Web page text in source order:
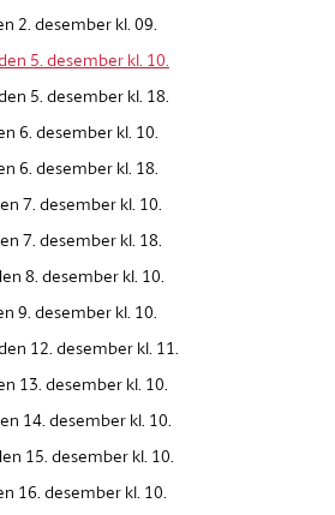
2. desember kl. 09.
5. desember kl. 10.
5. desember kl. 18.
6. desember kl. 10.
6. desember kl. 18.
7. desember kl. 10.
7. desember kl. 18.
8. desember kl. 10.
9. desember kl. 10.
12. desember kl. 11.
13. desember kl. 10.
14. desember kl. 10.
15. desember kl. 10.
16. desember kl. 10.